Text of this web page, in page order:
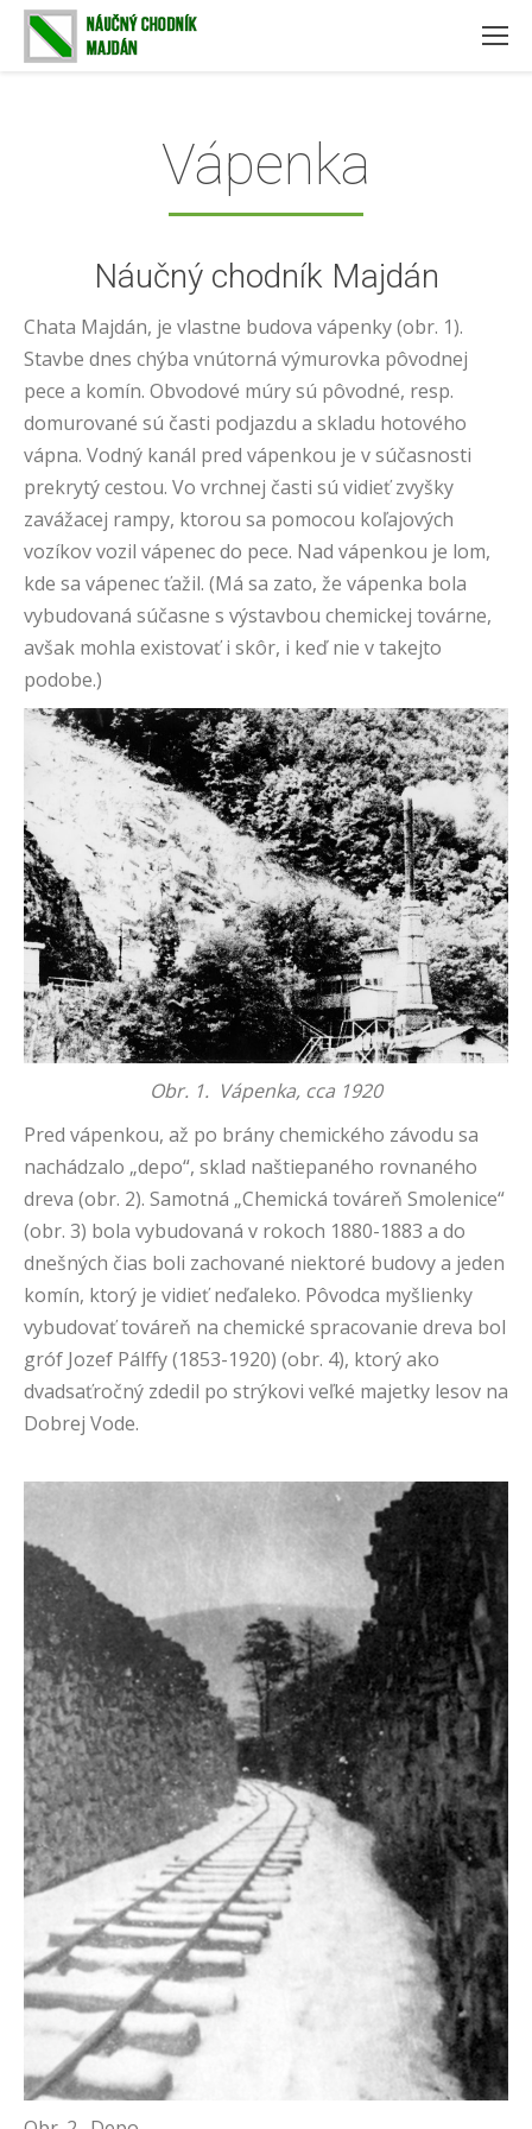
Vápenka
Náučný chodník Majdán
Chata Majdán, je vlastne budova vápenky (obr. 1).
Stavbe dnes chýba vnútorná výmurovka pôvodnej
pece a komín. Obvodové múry sú pôvodné, resp.
domurované sú časti podjazdu a skladu hotového
vápna. Vodný kanál pred vápenkou je v súčasnosti
prekrytý cestou. Vo vrchnej časti sú vidieť zvyšky
zavážacej rampy, ktorou sa pomocou koľajových
vozíkov vozil vápenec do pece. Nad vápenkou je lom,
kde sa vápenec ťažil. (Má sa zato, že vápenka bola
vybudovaná súčasne s výstavbou chemickej továrne,
avšak mohla existovať i skôr, i keď nie v takejto
podobe.)
Obr. 1. Vápenka, cca 1920
Pred vápenkou, až po brány chemického závodu sa
nachádzalo „depo“, sklad naštiepaného rovnaného
dreva (obr. 2). Samotná „Chemická továreň Smolenice“
(obr. 3) bola vybudovaná v rokoch 1880-1883 a do
dnešných čias boli zachované niektoré budovy a jeden
komín, ktorý je vidieť neďaleko. Pôvodca myšlienky
vybudovať továreň na chemické spracovanie dreva bol
gróf Jozef Pálffy (1853-1920) (obr. 4), ktorý ako
dvadsaťročný zdedil po strýkovi veľké majetky lesov na
Dobrej Vode.